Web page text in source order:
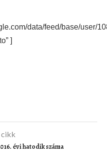
data/feed/base/user/
]
cikk
évi hatodik száma